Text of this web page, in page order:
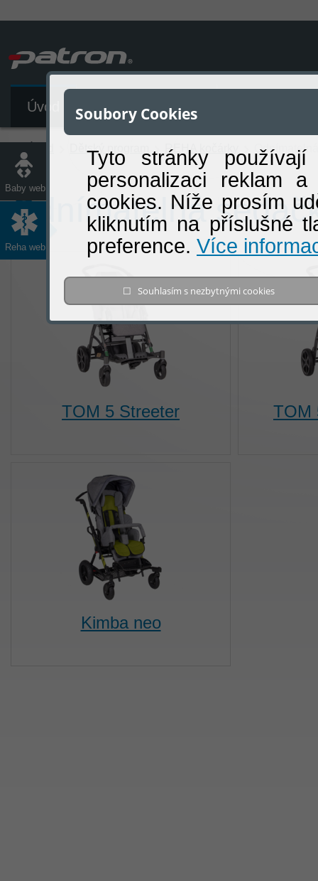
Úvod Katalog produktů
Soubory Cookies
Tyto stránky
personalizaci reklam
cookies. Níže prosím
kliknutím na příslušné
preference. Více
☐ Souhlasím s nezbytnými cookies
Baby web
Reha web
Dětský program REHA kočárky
Odnímatelná
TOM 5 Streeter TOM
Kimba neo